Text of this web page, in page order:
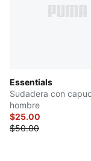
Essentials
Sudadera con
hombre
$25.00
$50.00